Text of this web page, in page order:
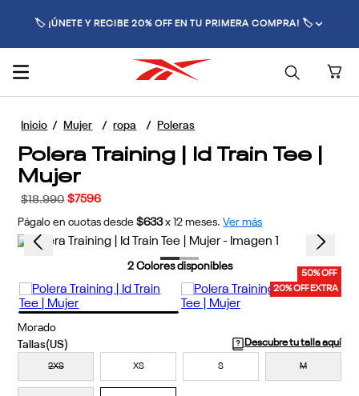
🚚 ENVÍO GRATIS POR COMPRAS SUPERIORES A $70.000 🚚
Mujer ropa Poleras
Polera Training | Id Train Tee |
Mujer
$18.990 $7596
Págalo en cuotas desde $633 x 12 meses. Ver más
50% OFF
20% OFF EXTRA
2Colores disponibles
Morado
Descubre tu talla aquí
2XS XS S M